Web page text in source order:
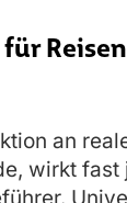
an
wirkt fast